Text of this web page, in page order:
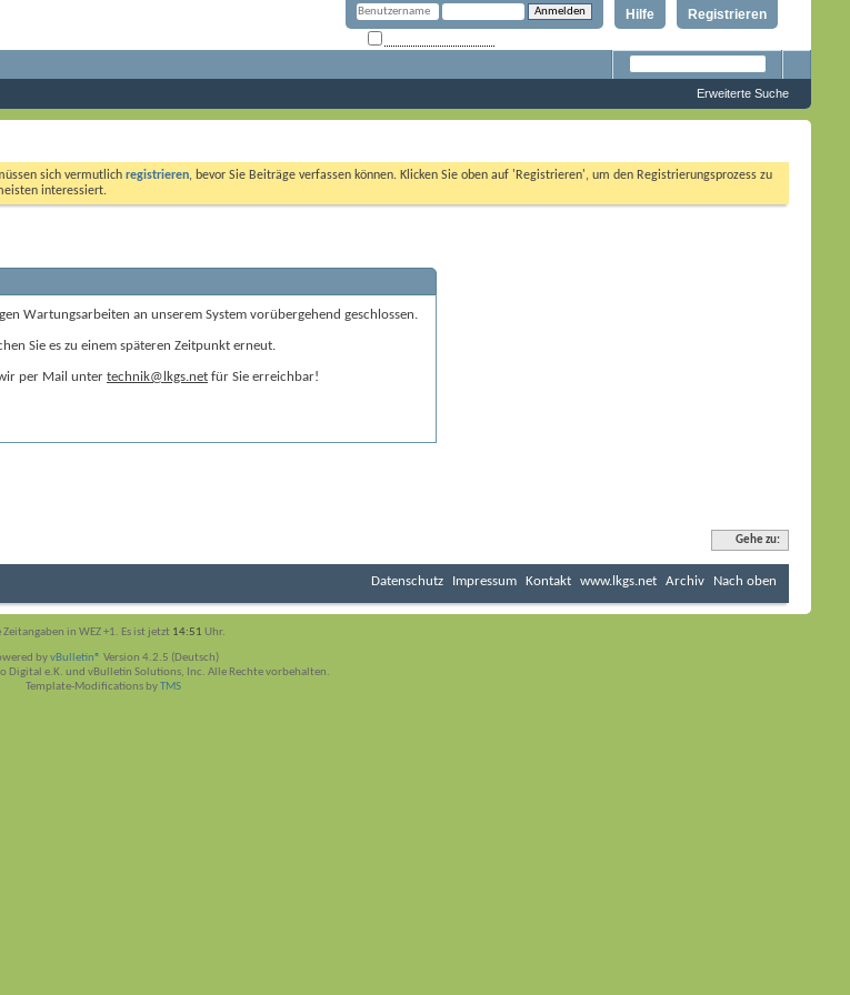
Registrieren
Hilfe
Erweiterte Suche
sich vermutlich registrieren, bevor Sie Beiträge verfassen können. Klicken Sie oben auf 'Registrieren', um den Registrierungsprozess zu
interessiert.
Wartungsarbeiten an unserem System vorübergehend geschlossen.
Sie es zu einem späteren Zeitpunkt erneut.
per Mail unter technik@lkgs.net für Sie erreichbar!
Gehe zu:
Datenschutz Impressum Kontakt www.lkgs.net Archiv Nach oben
Zeitangaben in WEZ +1. Es ist jetzt 14:51 Uhr.
byvBulletin® Version 4.2.5 (Deutsch)
Digital e.K. und vBulletin Solutions, Inc. Alle Rechte vorbehalten.
Template-Modifications byTMS